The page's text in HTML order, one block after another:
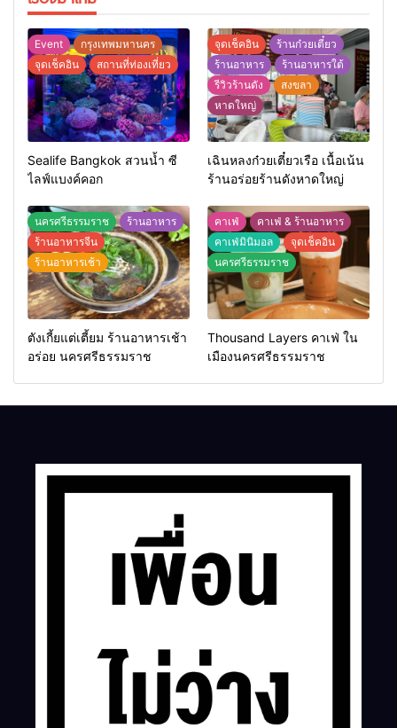
Event
กรุงเทพมหานคร
จุดเช็คอิน
สถานที่ท่องเที่ยว
Sealife Bangkok สวนน้ำ ซี
ไลฟ์แบงค์คอก
จุดเช็คอิน
ร้านก๋วยเตี๋ยว
ร้านอาหาร
ร้านอาหารใต้
รีวิวร้านดัง
สงขลา
หาดใหญ่
เฉินหลงก๋วยเตี๋ยวเรือ เนื้อเน้น
ร้านอร่อยร้านดังหาดใหญ่
นครศรีธรรมราช
ร้านอาหาร
ร้านอาหารจีน
ร้านอาหารเช้า
ตังเกี้ยแต่เตี้ยม ร้านอาหารเช้า
อร่อย นครศรีธรรมราช
คาเฟ่
คาเฟ่ & ร้านอาหาร
คาเฟ่มินิมอล
จุดเช็คอิน
นครศรีธรรมราช
Thousand Layers คาเฟ่ ใน
เมืองนครศรีธรรมราช